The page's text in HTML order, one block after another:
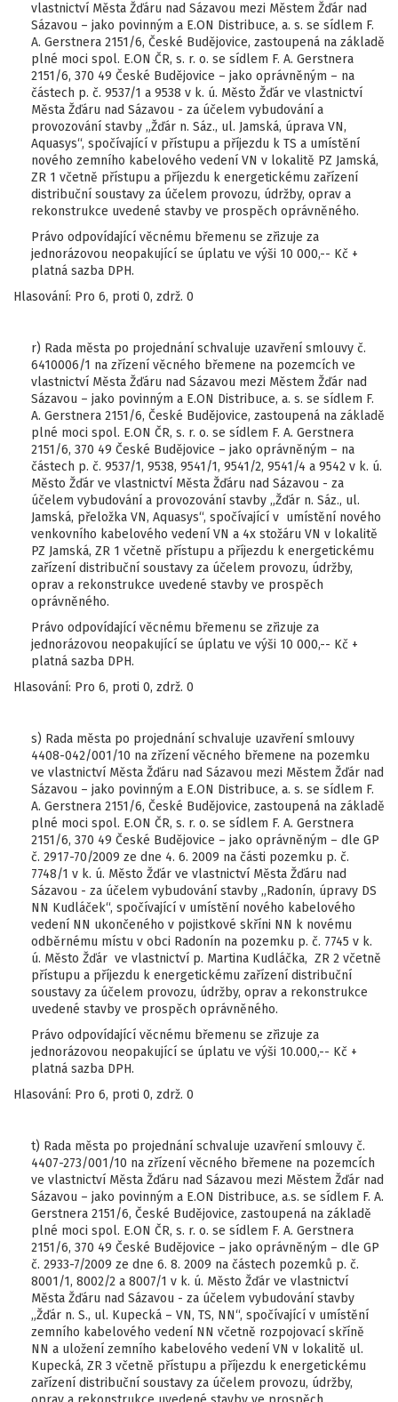
vlastnictví Města Žďáru nad Sázavou mezi Městem Žďár nad
Sázavou – jako povinným a E.ON Distribuce, a. s. se sídlem F.
A. Gerstnera 2151/6, České Budějovice, zastoupená na základě
plné moci spol. E.ON ČR, s. r. o. se sídlem F. A. Gerstnera
2151/6, 370 49 České Budějovice – jako oprávněným – na
částech p. č. 9537/1 a 9538 v k. ú. Město Žďár ve vlastnictví
Města Žďáru nad Sázavou - za účelem vybudování a
provozování stavby „Žďár n. Sáz., ul. Jamská, úprava VN,
Aquasys“, spočívající v přístupu a příjezdu k TS a umístění
nového zemního kabelového vedení VN v lokalitě PZ Jamská,
ZR 1 včetně přístupu a příjezdu k energetickému zařízení
distribuční soustavy za účelem provozu, údržby, oprav a
rekonstrukce uvedené stavby ve prospěch oprávněného.
Právo odpovídající věcnému břemenu se zřizuje za
jednorázovou neopakující se úplatu ve výši 10 000,-- Kč +
platná sazba DPH.
Hlasování: Pro 6, proti 0, zdrž. 0
r) Rada města po projednání schvaluje uzavření smlouvy č.
6410006/1 na zřízení věcného břemene na pozemcích ve
vlastnictví Města Žďáru nad Sázavou mezi Městem Žďár nad
Sázavou – jako povinným a E.ON Distribuce, a. s. se sídlem F.
A. Gerstnera 2151/6, České Budějovice, zastoupená na základě
plné moci spol. E.ON ČR, s. r. o. se sídlem F. A. Gerstnera
2151/6, 370 49 České Budějovice – jako oprávněným – na
částech p. č. 9537/1, 9538, 9541/1, 9541/2, 9541/4 a 9542 v k. ú.
Město Žďár ve vlastnictví Města Žďáru nad Sázavou - za
účelem vybudování a provozování stavby „Žďár n. Sáz., ul.
Jamská, přeložka VN, Aquasys“, spočívající v umístění nového
venkovního kabelového vedení VN a 4x stožáru VN v lokalitě
PZ Jamská, ZR 1 včetně přístupu a příjezdu k energetickému
zařízení distribuční soustavy za účelem provozu, údržby,
oprav a rekonstrukce uvedené stavby ve prospěch
oprávněného.
Právo odpovídající věcnému břemenu se zřizuje za
jednorázovou neopakující se úplatu ve výši 10 000,-- Kč +
platná sazba DPH.
Hlasování: Pro 6, proti 0, zdrž. 0
s) Rada města po projednání schvaluje uzavření smlouvy
4408-042/001/10 na zřízení věcného břemene na pozemku
ve vlastnictví Města Žďáru nad Sázavou mezi Městem Žďár nad
Sázavou – jako povinným a E.ON Distribuce, a. s. se sídlem F.
A. Gerstnera 2151/6, České Budějovice, zastoupená na základě
plné moci spol. E.ON ČR, s. r. o. se sídlem F. A. Gerstnera
2151/6, 370 49 České Budějovice – jako oprávněným – dle GP
č. 2917-70/2009 ze dne 4. 6. 2009 na části pozemku p. č.
7748/1 v k. ú. Město Žďár ve vlastnictví Města Žďáru nad
Sázavou - za účelem vybudování stavby „Radonín, úpravy DS
NN Kudláček“, spočívající v umístění nového kabelového
vedení NN ukončeného v pojistkové skříni NN k novému
odběrnému místu v obci Radonín na pozemku p. č. 7745 v k.
ú. Město Žďár ve vlastnictví p. Martina Kudláčka, ZR 2 včetně
přístupu a příjezdu k energetickému zařízení distribuční
soustavy za účelem provozu, údržby, oprav a rekonstrukce
uvedené stavby ve prospěch oprávněného.
Právo odpovídající věcnému břemenu se zřizuje za
jednorázovou neopakující se úplatu ve výši 10.000,-- Kč +
platná sazba DPH.
Hlasování: Pro 6, proti 0, zdrž. 0
t) Rada města po projednání schvaluje uzavření smlouvy č.
4407-273/001/10 na zřízení věcného břemene na pozemcích
ve vlastnictví Města Žďáru nad Sázavou mezi Městem Žďár nad
Sázavou – jako povinným a E.ON Distribuce, a.s. se sídlem F. A.
Gerstnera 2151/6, České Budějovice, zastoupená na základě
plné moci spol. E.ON ČR, s. r. o. se sídlem F. A. Gerstnera
2151/6, 370 49 České Budějovice – jako oprávněným – dle GP
č. 2933-7/2009 ze dne 6. 8. 2009 na částech pozemků p. č.
8001/1, 8002/2 a 8007/1 v k. ú. Město Žďár ve vlastnictví
Města Žďáru nad Sázavou - za účelem vybudování stavby
„Žďár n. S., ul. Kupecká – VN, TS, NN“, spočívající v umístění
zemního kabelového vedení NN včetně rozpojovací skříně
NN a uložení zemního kabelového vedení VN v lokalitě ul.
Kupecká, ZR 3 včetně přístupu a příjezdu k energetickému
zařízení distribuční soustavy za účelem provozu, údržby,